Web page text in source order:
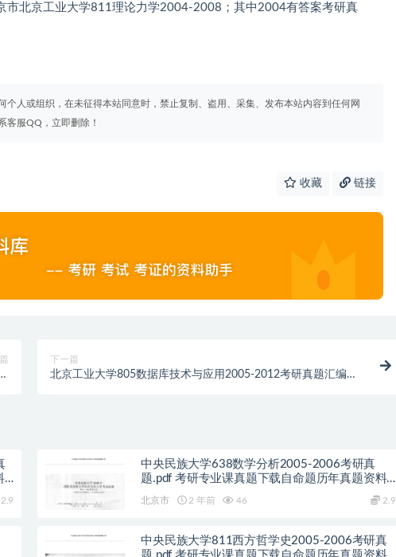
市北京工业大学811理论力学2004-2008；其中2004有答案考研真
人或组织，在未征得本站同意时，禁止复制、盗用、采集、发布本站内容到任何网
客服QQ，立即删除！
收藏 链接
下一篇
北京工业大学805数据库技术与应用2005-2012考研真题汇编
中央民族大学638数学分析2005-2006考研真
题.pdf 考研专业课真题下载自命题历年真题资料
北京市 2 年前 46 2.9
中央民族大学811西方哲学史2005-2006考研真